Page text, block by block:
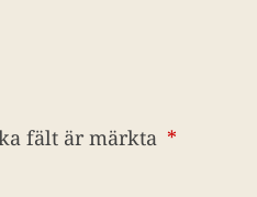
fält är märkta *